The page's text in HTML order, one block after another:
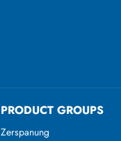
PRODUCT GROUPS
Zerspanung